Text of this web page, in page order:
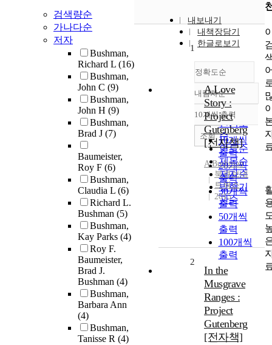
검색량순
가나다순
저자
Bushman,
Richard L (16)
Bushman,
John C (9)
Bushman,
John H (9)
Bushman,
Brad J (7)
Baumeister,
Roy F (6)
Bushman,
Claudia L (6)
Richard L.
Bushman (5)
Bushman,
Kay Parks (4)
Roy F.
Baumeister,
Brad J.
Bushman (4)
Bushman,
Barbara Ann
(4)
Bushman,
Tanisse R (4)
내보내기
내책장담기
한글로보기
정확도순
정확도
순
인기도
순
연도순
제목순
저자순
발행기
관순
내림차순
내림차순
10개씩 출력
10개씩
출력
20개씩
출력
30개씩
출력
50개씩
출력
100개씩
출력
조회
1
A Love
Story :
Project
Gutenberg
[전자책]
ABushman
북큐브네
트웍스
2015
2
In the
Musgrave
Ranges :
Project
Gutenberg
[전자책]